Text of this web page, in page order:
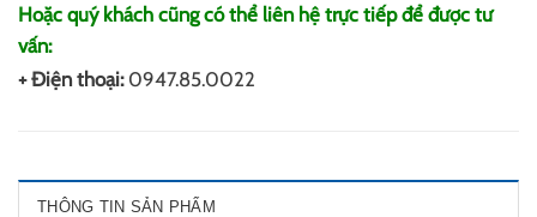
Hoặc quý khách cũng có thể liên hệ trực tiếp để được tư
vấn:
+ Điện thoại: 0947.85.0022
THÔNG TIN SẢN PHẨM